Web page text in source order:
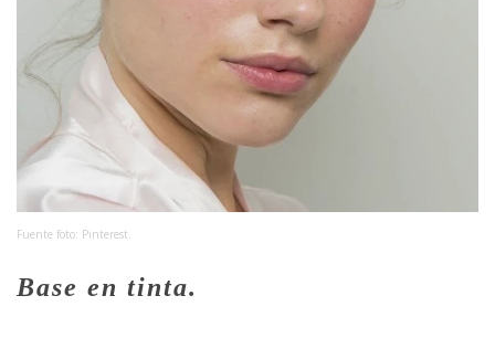
Fuente foto: Pinterest.
Base en tinta.